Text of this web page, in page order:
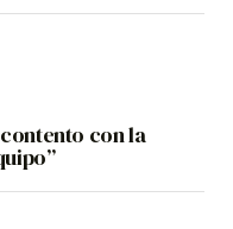
con la